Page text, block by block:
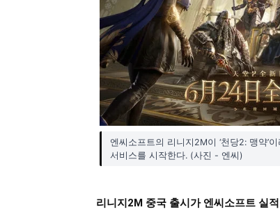
엔씨소프트의 리니지2M이 ‘천당2: 맹약’
서비스를 시작한다. (사진 - 엔씨)
리니지2M 중국 출시가 엔씨소프트 실